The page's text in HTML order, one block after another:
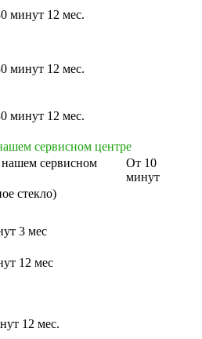
минут 12 мес.
минут 12 мес.
минут 12 мес.
сервисном центре
сервисном
От 10
минут
стекло)
3 мес
12 мес
12 мес.